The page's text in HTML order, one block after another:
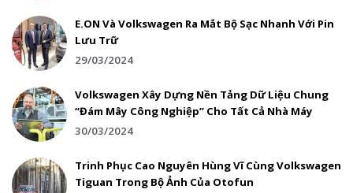
E.ON Và Volkswagen Ra Mắt Bộ Sạc Nhanh Với Pin
Lưu Trữ
29/03/2024
Volkswagen Xây Dựng Nền Tảng Dữ Liệu Chung
“Đám Mây Công Nghiệp” Cho Tất Cả Nhà Máy
30/03/2024
Trinh Phục Cao Nguyên Hùng Vĩ Cùng Volkswagen
Tiguan Trong Bộ Ảnh Của Otofun